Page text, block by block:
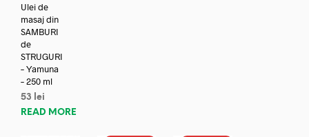
Ulei de
masaj din
SAMBURI
de
STRUGURI
– Yamuna
– 250 ml
53
lei
READ MORE